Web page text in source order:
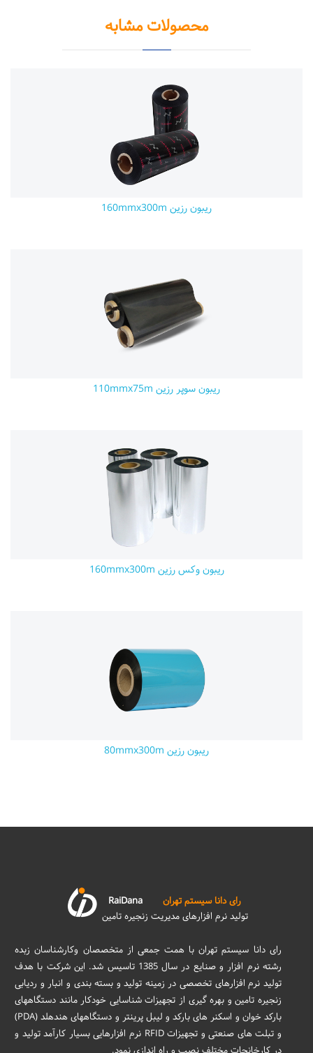
محصولات مشابه
ریبون رزین 160mmx300m
ریبون سوپر رزین 110mmx75m
ریبون وکس رزین 160mmx300m
ریبون رزین 80mmx300m
رای دانا سیستم تهران
RaiDana
تولید نرم افزارهای مدیریت زنجیره تامین
رای دانا سیستم تهران با همت جمعی از متخصصان وکارشناسان زبده
رشته نرم افزار و صنایع در سال 1385 تاسیس شد. این شرکت با هدف
تولید نرم افزارهای تخصصی در زمینه تولید و بسته بندی و انبار و ردیابی
زنجیره تامین و بهره گیری از تجهیزات شناسایی خودکار مانند دستگاههای
بارکد خوان و اسکنر های بارکد و لیبل پرینتر و دستگاههای هندهلد (PDA)
و تبلت های صنعتی و تجهیزات RFID نرم افزارهایی بسیار کارآمد تولید و